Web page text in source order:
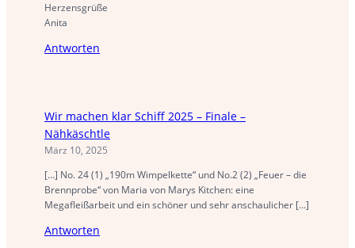
Herzensgrüße
Anita
Antworten
Wir machen klar Schiff 2025 – Finale –
Nähkäschtle
März 10, 2025
[…] No. 24 (1) „190m Wimpelkette“ und No.2 (2) „Feuer – die
Brennprobe“ von Maria von Marys Kitchen: eine
Megafleißarbeit und ein schöner und sehr anschaulicher […]
Antworten